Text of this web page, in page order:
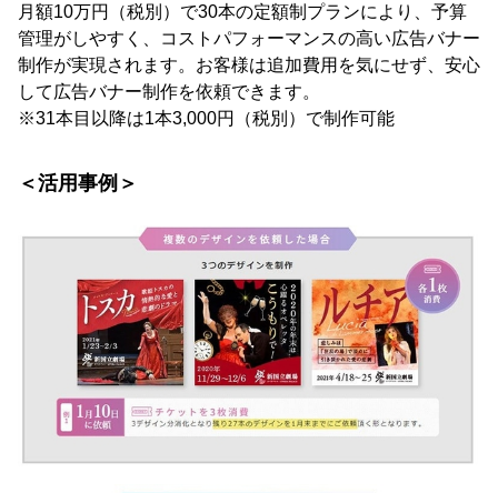
月額10万円（税別）で30本の定額制プランにより、予算
管理がしやすく、コストパフォーマンスの高い広告バナー
制作が実現されます。お客様は追加費用を気にせず、安心
して広告バナー制作を依頼できます。
※31本目以降は1本3,000円（税別）で制作可能
＜活用事例＞